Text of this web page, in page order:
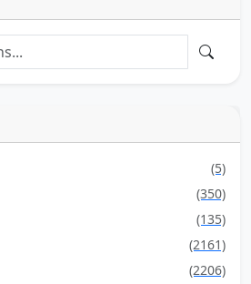
(5)
(350)
(135)
(2161)
(2206)